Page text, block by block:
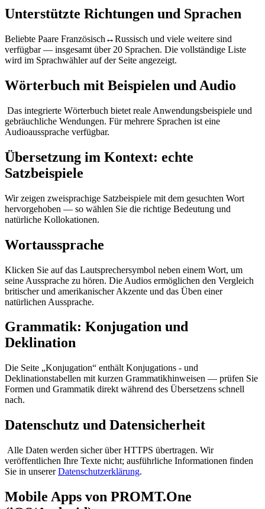
Unterstützte Richtungen und Sprachen
Beliebte Paare Französisch↔Russisch und viele weitere sind
verfügbar — insgesamt über 20 Sprachen. Die vollständige Liste
wird im Sprachwähler auf der Seite angezeigt.
Wörterbuch mit Beispielen und Audio
Das integrierte Wörterbuch bietet reale Anwendungsbeispiele und
gebräuchliche Wendungen. Für mehrere Sprachen ist eine
Audioaussprache verfügbar.
Übersetzung im Kontext: echte
Satzbeispiele
Wir zeigen zweisprachige Satzbeispiele mit dem gesuchten Wort
hervorgehoben — so wählen Sie die richtige Bedeutung und
natürliche Kollokationen.
Wortaussprache
Klicken Sie auf das Lautsprechersymbol neben einem Wort, um
seine Aussprache zu hören. Die Audios ermöglichen den Vergleich
britischer und amerikanischer Akzente und das Üben einer
natürlichen Aussprache.
Grammatik: Konjugation und
Deklination
Die Seite „Konjugation“ enthält Konjugations - und
Deklinationstabellen mit kurzen Grammatikhinweisen — prüfen Sie
Formen und Grammatik direkt während des Übersetzens schnell
nach.
Datenschutz und Datensicherheit
Alle Daten werden sicher über HTTPS übertragen. Wir
veröffentlichen Ihre Texte nicht; ausführliche Informationen finden
Sie in unsererDatenschutzerklärung.
Mobile Apps von PROMT.One